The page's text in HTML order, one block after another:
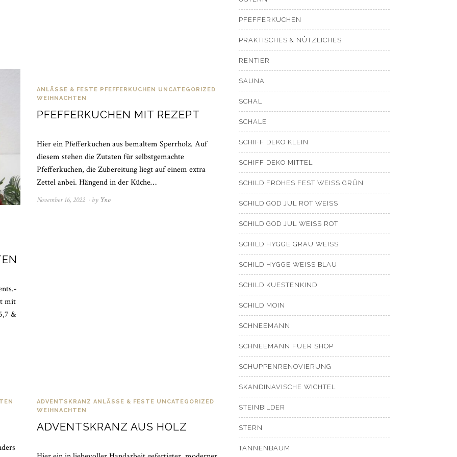
mit
&
ANLÄSSE & FESTE PFEFFERKUCHEN
UNCATEGORIZED
WEIHNACHTEN
PFEFFERKUCHEN MIT REZEPT
Hier ein Pfefferkuchen aus bemaltem Sperrholz. Auf
diesem stehen die Zutaten für selbstgemachte
Pfefferkuchen, die Zubereitung liegt auf einem extra
Zettel anbei. Hängend in der Küche…
November 16, 2022 November
by Yno
ADVENTSKRANZ ANLÄSSE & FESTE UNCATEGORIZED
WEIHNACHTEN
ADVENTSKRANZ AUS HOLZ
PFEFFERKUCHEN
PRAKTISCHES & NÜTZLICHES
RENTIER
SAUNA
SCHAL
SCHALE
SCHIFF DEKO KLEIN
SCHIFF DEKO MITTEL
SCHILD FROHES FEST WEISS GRÜN
SCHILD GOD JUL ROT WEISS
SCHILD GOD JUL WEISS ROT
SCHILD HYGGE GRAU WEISS
SCHILD HYGGE WEISS BLAU
SCHILD KUESTENKIND
SCHILD MOIN
SCHNEEMANN
SCHNEEMANN FUER SHOP
SCHUPPENRENOVIERUNG
SKANDINAVISCHE WICHTEL
STEINBILDER
STERN
TANNENBAUM